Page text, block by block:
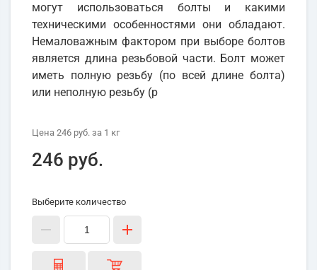
могут использоваться болты и какими
техническими особенностями они обладают.
Немаловажным фактором при выборе болтов
является длина резьбовой части. Болт может
иметь полную резьбу (по всей длине болта)
или неполную резьбу (р
Цена 246 руб. за 1 кг
246 руб.
Выберите количество